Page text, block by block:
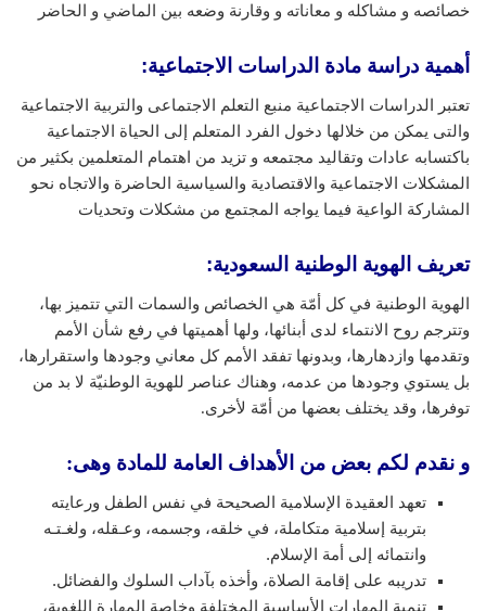
خصائصه و مشاكله و معاناته و وقارنة وضعه بين الماضي و الحاضر
أهمية دراسة مادة الدراسات الاجتماعية:
تعتبر الدراسات الاجتماعية منبع التعلم الاجتماعى والتربية الاجتماعية
والتى يمكن من خلالها دخول الفرد المتعلم إلى الحياة الاجتماعية
باكتسابه عادات وتقاليد مجتمعه و تزيد من اهتمام المتعلمين بكثير من
المشكلات الاجتماعية والاقتصادية والسياسية الحاضرة والاتجاه نحو
المشاركة الواعية فيما يواجه المجتمع من مشكلات وتحديات
تعريف الهوية الوطنية السعودية:
الهوية الوطنية في كل أمّة هي الخصائص والسمات التي تتميز بها،
وتترجم روح الانتماء لدى أبنائها، ولها أهميتها في رفع شأن الأمم
وتقدمها وازدهارها، وبدونها تفقد الأمم كل معاني وجودها واستقرارها،
بل يستوي وجودها من عدمه، وهناك عناصر للهوية الوطنيّة لا بد من
توفرها، وقد يختلف بعضها من أمّة لأخرى.
و نقدم لكم بعض من الأهداف العامة للمادة وهى:
تعهد العقيدة الإسلامية الصحيحة في نفس الطفل ورعايته
بتربية إسلامية متكاملة، في خلقه، وجسمه، وعـقله، ولغـتـه
وانتمائه إلى أمة الإسلام.
تدريبه على إقامة الصلاة، وأخذه بآداب السلوك والفضائل.
تنمية المهارات الأساسية المختلفة وخاصة المهارة اللغوية،